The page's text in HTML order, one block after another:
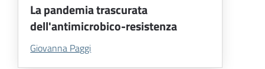
La pandemia trascurata
dell'antimicrobico-resistenza
Giovanna Paggi